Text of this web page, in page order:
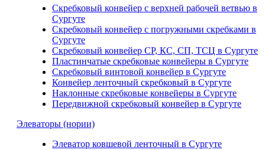
Скребковый конвейер с верхней рабочей ветвью в
Сургуте
Скребковый конвейер с погружными скребками в
Сургуте
Скребковый конвейер СР, КС, СП, ТСЦ в Сургуте
Пластинчатые скребковые конвейеры в Сургуте
Скребковый винтовой конвейер в Сургуте
Конвейер ленточный скребковый в Сургуте
Наклонные скребковые конвейеры в Сургуте
Передвижной скребковый конвейер в Сургуте
Элеваторы (нории)
Элеватор ковшевой ленточный в Сургуте